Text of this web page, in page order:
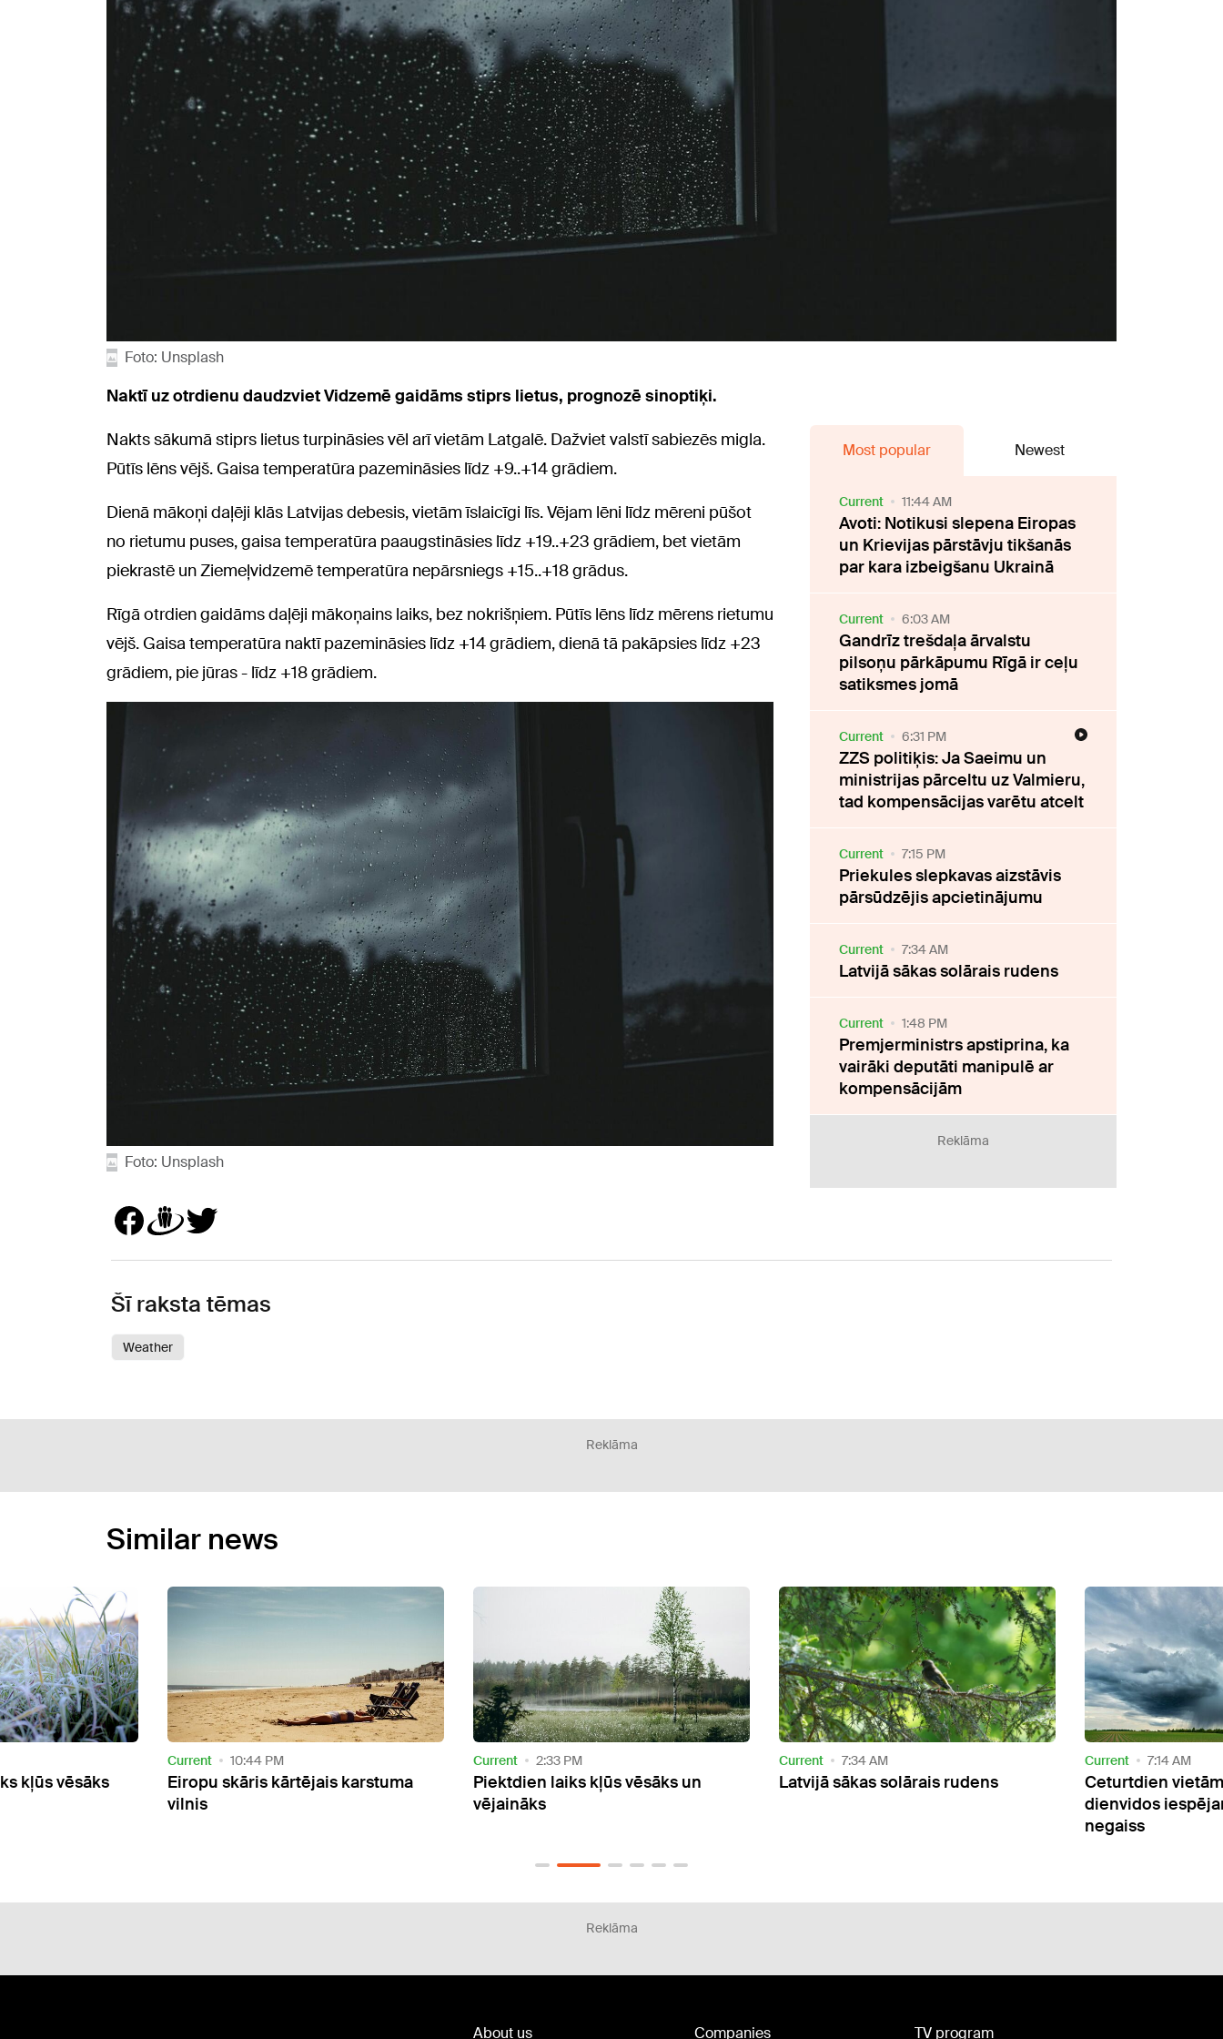
Foto: Unsplash
Naktī uz otrdienu daudzviet Vidzemē gaidāms stiprs lietus, prognozē sinoptiķi.
Nakts sākumā stiprs lietus turpināsies vēl arī vietām Latgalē. Dažviet valstī sabiezēs migla.
Pūtīs lēns vējš. Gaisa temperatūra pazemināsies līdz +9..+14 grādiem.
Dienā mākoņi daļēji klās Latvijas debesis, vietām īslaicīgi līs. Vējam lēni līdz mēreni pūšot
no rietumu puses, gaisa temperatūra paaugstināsies līdz +19..+23 grādiem, bet vietām
piekrastē un Ziemeļvidzemē temperatūra nepārsniegs +15..+18 grādus.
Rīgā otrdien gaidāms daļēji mākoņains laiks, bez nokrišņiem. Pūtīs lēns līdz mērens rietumu
vējš. Gaisa temperatūra naktī pazemināsies līdz +14 grādiem, dienā tā pakāpsies līdz +23
grādiem, pie jūras - līdz +18 grādiem.
Foto: Unsplash
Most popular Newest
Current 11:44 AM
Avoti: Notikusi slepena Eiropas
un Krievijas pārstāvju tikšanās
par kara izbeigšanu Ukrainā
Current 6:03 AM
Gandrīz trešdaļa ārvalstu
pilsoņu pārkāpumu Rīgā ir ceļu
satiksmes jomā
Current 6:31 PM
ZZS politiķis: Ja Saeimu un
ministrijas pārceltu uz Valmieru,
tad kompensācijas varētu atcelt
Current 7:15 PM
Priekules slepkavas aizstāvis
pārsūdzējis apcietinājumu
Current 7:34 AM
Latvijā sākas solārais rudens
Current 1:48 PM
Premjerministrs apstiprina, ka
vairāki deputāti manipulē ar
kompensācijām
Reklāma
Šī raksta tēmas
Weather
Reklāma
Similar news
karstuma
Current 2:33 PM
Piektdien laiks kļūs vēsāks un
vējaināks
Current 7:34 AM
Latvijā sākas solārais rudens
Current 7:14 AM
Ceturtdien vietām īslaicīgi līs, valsts
Current 2:39 PM
Gaidāma ļoti silta
Reklāma
About us Companies TV program